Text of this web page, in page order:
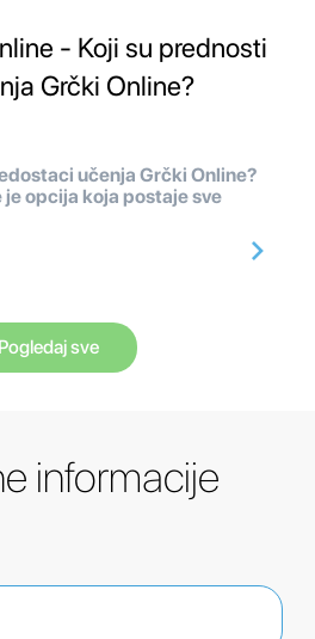
- Koji su prednosti
Grčki Online?
učenja Grčki Online?
opcija koja postaje sve
Pogledaj sve
informacije